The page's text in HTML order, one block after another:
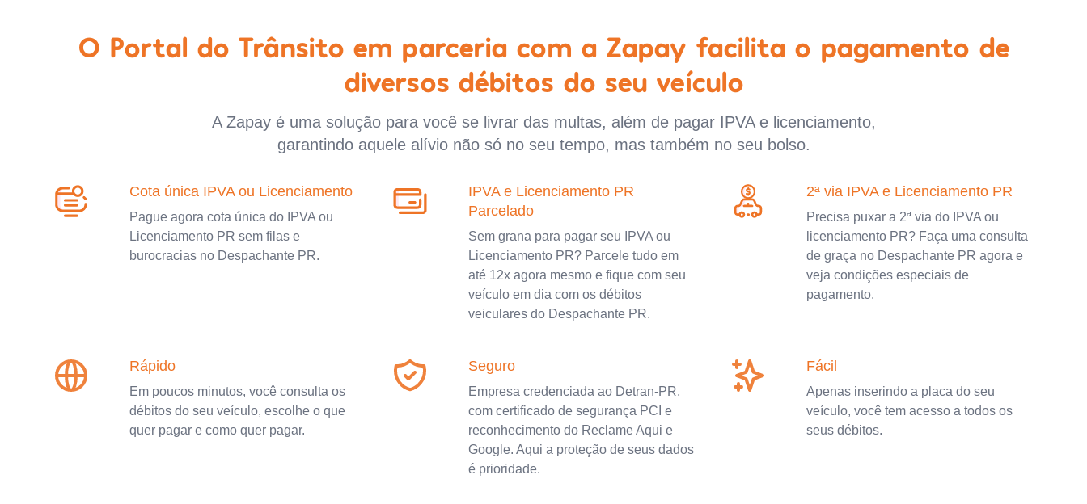
O Portal do Trânsito em parceria com a Zapay facilita o pagamento de
diversos débitos do seu veículo
A Zapay é uma solução para você se livrar das multas, além de pagar IPVA e licenciamento,
garantindo aquele alívio não só no seu tempo, mas também no seu bolso.
Cota única IPVA ou Licenciamento
Pague agora cota única do IPVA ou
Licenciamento PR sem filas e
burocracias no Despachante PR.
IPVA e Licenciamento PR
Parcelado
Sem grana para pagar seu IPVA ou
Licenciamento PR? Parcele tudo em
até 12x agora mesmo e fique com seu
veículo em dia com os débitos
veiculares do Despachante PR.
2ª via IPVA e Licenciamento PR
Precisa puxar a 2ª via do IPVA ou
licenciamento PR? Faça uma consulta
de graça no Despachante PR agora e
veja condições especiais de
pagamento.
Rápido
Em poucos minutos, você consulta os
débitos do seu veículo, escolhe o que
quer pagar e como quer pagar.
Seguro
Empresa credenciada ao Detran-PR,
com certificado de segurança PCI e
reconhecimento do Reclame Aqui e
Google. Aqui a proteção de seus dados
é prioridade.
Fácil
Apenas inserindo a placa do seu
veículo, você tem acesso a todos os
seus débitos.